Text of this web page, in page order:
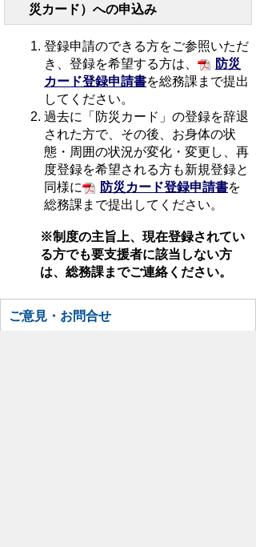
災カード）への申込み
登録申請のできる方をご参照いただ
き、登録を希望する方は、
防災
カード登録申請書を総務課まで提出
してください。
過去に「防災カード」の登録を辞退
された方で、その後、お身体の状
態・周囲の状況が変化・変更し、再
度登録を希望される方も新規登録と
同様に
防災カード登録申請書を
総務課まで提出してください。
※制度の主旨上、現在登録されてい
る方でも要支援者に該当しない方
は、総務課までご連絡ください。
ご意見・お問合せ